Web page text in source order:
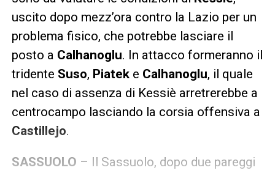
uscito dopo mezz’ora contro la Lazio per un
problema fisico, che potrebbe lasciare il
posto a Calhanoglu. In attacco formeranno il
tridente Suso, Piateke Calhanoglu, il quale
nel caso di assenza di Kessiè arretrerebbe a
centrocampo lasciando la corsia offensiva a
Castillejo.
SASSUOLO – Il Sassuolo, dopo due pareggi